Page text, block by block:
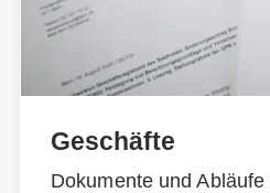
Geschäfte
Dokumente und